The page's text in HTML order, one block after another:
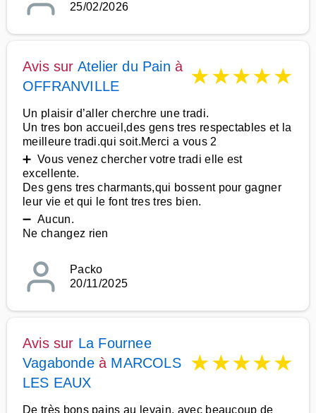
25/02/2026
Avis sur Atelier du Pain à
OFFRANVILLE
★★★★★
Un plaisir d’aller cherchre une tradi.
Un tres bon accueil,des gens tres respectables et la
meilleure tradi.qui soit.Merci a vous 2
➕ Vous venez chercher votre tradi elle est
excellente.
Des gens tres charmants,qui bossent pour gagner
leur vie et qui le font tres tres bien.
➖ Aucun.
Ne changez rien
Packo
20/11/2025
Avis sur La Fournee
Vagabondeà MARCOLS
LES EAUX
★★★★★
De très bons pains au levain, avec beaucoup de